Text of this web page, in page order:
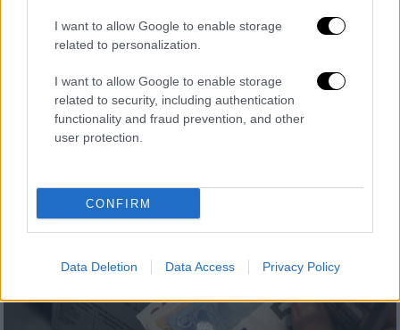
I want to allow Google to enable storage
related to personalization.
I want to allow Google to enable storage
related to security, including authentication
functionality and fraud prevention, and other
user protection.
CONFIRM
Data Deletion Data Access Privacy Policy
«Φρένο» στον «ενεργειακό τουρισμό» που
φουσκώνει τις ληξιπρόθεσμες
οφειλές θέλουν να βάλουν οι πάροχοι
ενέργειας